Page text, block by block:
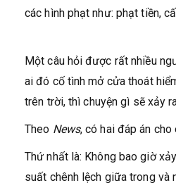
các hình phạt như: phạt tiền,
Một câu hỏi được rất nhiều
ai đó cố tình mở cửa thoát
trên trời, thì chuyện gì sẽ xảy
Theo News, có hai đáp án cho
Thứ nhất là: Không bao giờ
suất chênh lệch giữa trong và